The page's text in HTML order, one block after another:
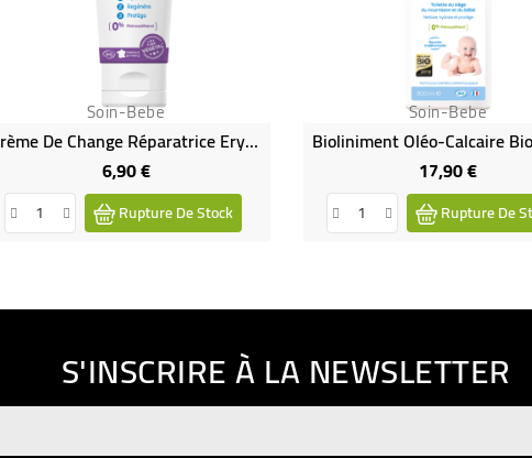
Soin-Bebe
Crème De Change Réparatrice Erycare Au Calendula Bio - 75 G | TIDOO
6,90 €Prix
Rupture De Stock
Soin-Bebe
17,90 €Prix
Rupture De
S'INSCRIRE À LA NEWSLETTER